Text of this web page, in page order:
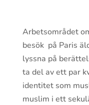
Arbetsområdet
besök på Paris
lyssna på
ta del av ett par
identitet som
muslim i ett